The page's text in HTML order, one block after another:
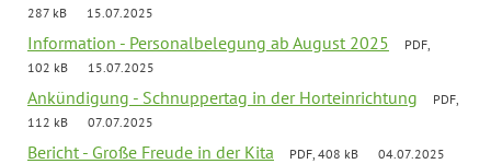
287 kB
15.07.2025
Information - Personalbelegung ab August 2025
PDF,
102 kB
15.07.2025
Ankündigung - Schnuppertag in der Horteinrichtung
PDF,
112 kB
07.07.2025
Bericht - Große Freude in der Kita PDF, 408 kB 04.07.2025